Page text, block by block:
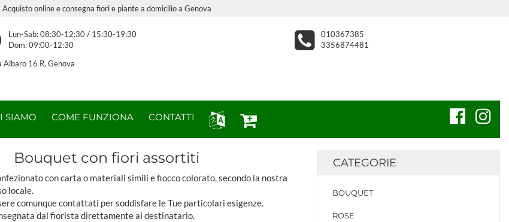
Acquisto online e consegna fiori e piante a domicilio a Genova
Lun-Sab: 08:30-12:30 / 15:30-19:30
Dom: 09:00-12:30
010367385
3356874481
Albaro 16 R, Genova
SIAMO COME FUNZIONA CONTATTI
Bouquet con fiori assortiti
con carta o materiali simili e fiocco colorato, secondo la nostra
locale.
comunque contattati per soddisfare le Tue particolari esigenze.
dal fiorista direttamente al destinatario.
CATEGORIE
BOUQUET
ROSE